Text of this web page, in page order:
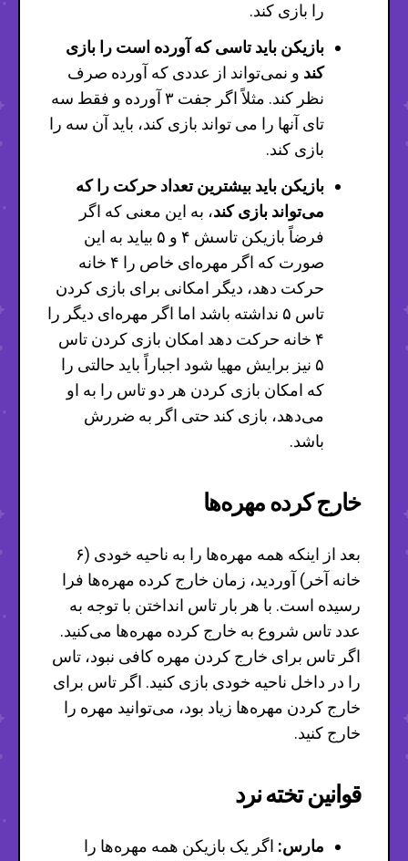
را بازی کند.
بازیکن باید تاسی که آورده است را بازی
کند و نمی‌تواند از عددی که آورده صرف
نظر کند. مثلاً اگر جفت ۳ آورده و فقط سه
تای آنها را می تواند بازی کند، باید آن سه را
بازی کند.
بازیکن باید بیشترین تعداد حرکت را که
می‌تواند بازی کند، به این معنی که اگر
فرضاً بازیکن تاسش ۴ و ۵ بیاید به این
صورت که اگر مهره‌ای خاص را ۴ خانه
حرکت دهد، دیگر امکانی برای بازی کردن
تاس ۵ نداشته باشد اما اگر مهره‌ای دیگر را
۴ خانه حرکت دهد امکان بازی کردن تاس
۵ نیز برایش مهیا شود اجباراً باید حالتی را
که امکان بازی کردن هر دو تاس را به او
می‌دهد، بازی کند حتی اگر به ضررش
باشد.
خارج کرده مهره‌ها
بعد از اینکه همه مهره‌ها را به ناحیه خودی (۶
خانه آخر) آوردید، زمان خارج کرده مهره‌ها فرا
رسیده است. با هر بار تاس انداختن با توجه به
عدد تاس شروع به خارج کرده مهره‌ها می‌کنید.
اگر تاس برای خارج کردن مهره کافی نبود، تاس
را در داخل ناحیه خودی بازی کنید. اگر تاس برای
خارج کردن مهره‌ها زیاد بود، می‌توانید مهره را
خارج کنید.
قوانین تخته نرد
مارس: اگر یک بازیکن همه مهره‌ها را